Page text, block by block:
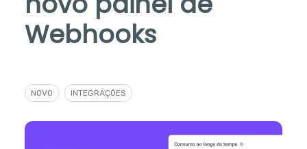
Webhooks
NOVO INTEGRAÇÕES